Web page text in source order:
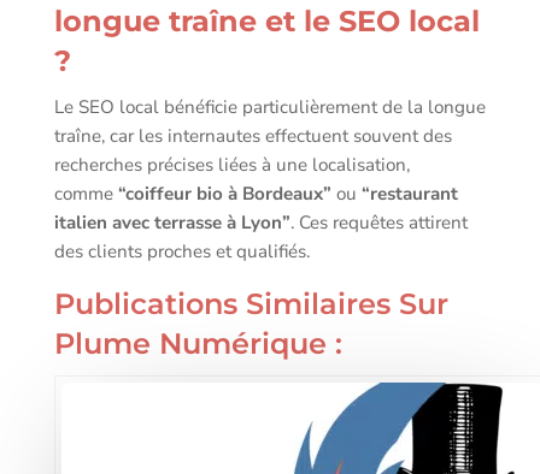
longue traîne et le SEO local
?
Le SEO local bénéficie particulièrement de la longue
traîne, car les internautes effectuent souvent des
recherches précises liées à une localisation,
comme “coiffeur bio à Bordeaux” ou “restaurant
italien avec terrasse à Lyon”. Ces requêtes attirent
des clients proches et qualifiés.
Publications Similaires Sur
Plume Numérique :